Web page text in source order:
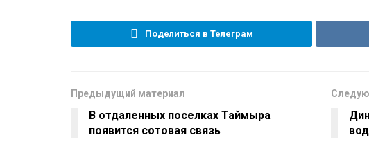
Поделиться в Телеграм
Предыдущий материал
В отдаленных поселках Таймыра
появится сотовая связь